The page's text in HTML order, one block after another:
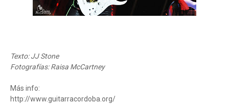
Texto: JJ Stone
Fotografías: Raisa McCartney
Más info:
http://www.guitarracordoba.org/